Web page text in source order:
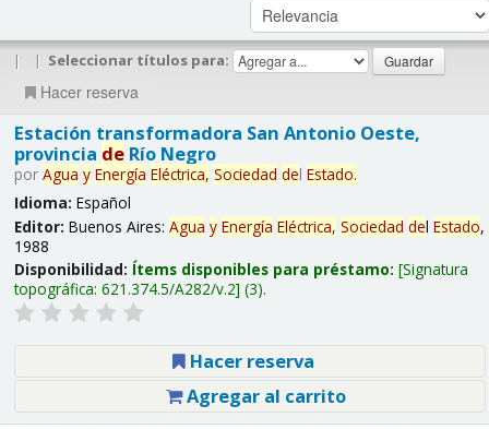
| | Seleccionar títulos para:
Hacer reserva
Estación transformadora San Antonio Oeste,
provincia deRío Negro
por Agua y Energía Eléctrica, Sociedad del Estado.
Idioma: Español
Editor: Buenos Aires: Agua y Energía Eléctrica, Sociedad del Estado,
1988
Disponibilidad: Ítems disponibles para préstamo: Signatura
topográfica: 621.374.5/A282/v.2 (3).
Hacer reserva
Agregar al carrito